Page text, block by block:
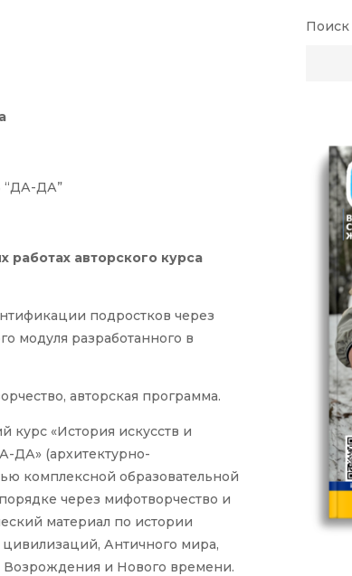
“ДА-ДА”
работах авторского курса
подростков через
модуля разработанного в
авторская программа.
курс «История искусств и
ДА» (архитектурно-
комплексной образовательной
через мифотворчество и
материал по истории
цивилизаций, Античного мира,
Возрождения и Нового времени.
Поиск